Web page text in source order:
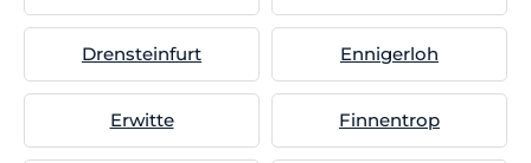
Drensteinfurt Ennigerloh
Erwitte Finnentrop